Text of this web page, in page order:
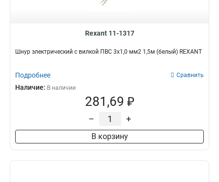
Rexant 11-1317
Шнур электрический с вилкой ПВС 3х1,0 мм2 1,5м (белый) REXANT
Подробнее Сравнить
Наличие: В наличии
281,69 ₽
– +
В корзину